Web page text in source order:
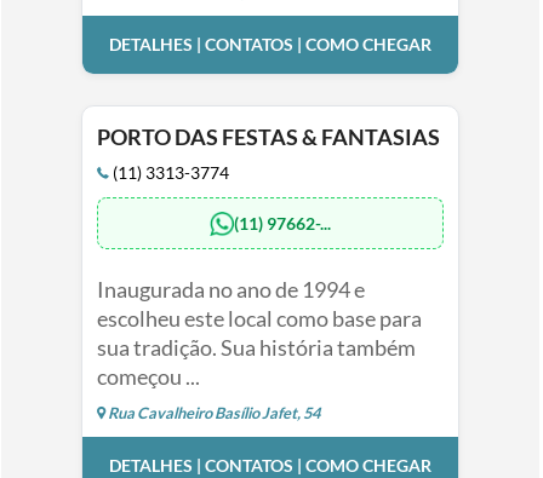
DETALHES | CONTATOS | COMO CHEGAR
PORTO DAS FESTAS & FANTASIAS
(11) 3313-3774
(11) 97662-...
Inaugurada no ano de 1994 e
escolheu este local como base para
sua tradição. Sua história também
começou ...
Rua Cavalheiro Basílio Jafet, 54
DETALHES | CONTATOS | COMO CHEGAR